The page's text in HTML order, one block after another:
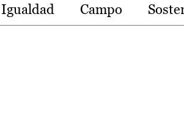
Igualdad Campo